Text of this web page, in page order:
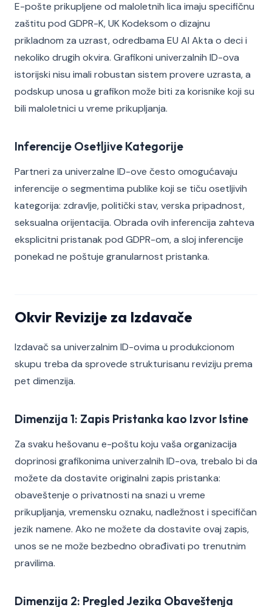
E-pošte prikupljene od maloletnih lica imaju specifičnu
zaštitu pod GDPR-K, UK Kodeksom o dizajnu
prikladnom za uzrast, odredbama EU AI Akta o deci i
nekoliko drugih okvira. Grafikoni univerzalnih ID-ova
istorijski nisu imali robustan sistem provere uzrasta, a
podskup unosa u grafikon može biti za korisnike koji su
bili maloletnici u vreme prikupljanja.
Inferencije Osetljive Kategorije
Partneri za univerzalne ID-ove često omogućavaju
inferencije o segmentima publike koji se tiču osetljivih
kategorija: zdravlje, politički stav, verska pripadnost,
seksualna orijentacija. Obrada ovih inferencija zahteva
eksplicitni pristanak pod GDPR-om, a sloj inferencije
ponekad ne poštuje granularnost pristanka.
Okvir Revizije za Izdavače
Izdavač sa univerzalnim ID-ovima u produkcionom
skupu treba da sprovede strukturisanu reviziju prema
pet dimenzija.
Dimenzija 1: Zapis Pristanka kao Izvor Istine
Za svaku hešovanu e-poštu koju vaša organizacija
doprinosi grafikonima univerzalnih ID-ova, trebalo bi da
možete da dostavite originalni zapis pristanka:
obaveštenje o privatnosti na snazi u vreme
prikupljanja, vremensku oznaku, nadležnost i specifičan
jezik namene. Ako ne možete da dostavite ovaj zapis,
unos se ne može bezbedno obrađivati po trenutnim
pravilima.
Dimenzija 2: Pregled Jezika Obaveštenja